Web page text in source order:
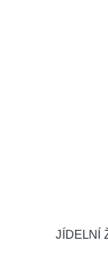
JÍDELNÍ